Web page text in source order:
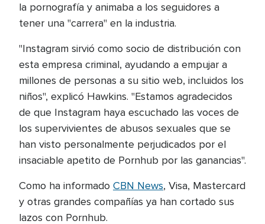
la pornografía y animaba a los seguidores a
tener una "carrera" en la industria.
"Instagram sirvió como socio de distribución con
esta empresa criminal, ayudando a empujar a
millones de personas a su sitio web, incluidos los
niños", explicó Hawkins. "Estamos agradecidos
de que Instagram haya escuchado las voces de
los supervivientes de abusos sexuales que se
han visto personalmente perjudicados por el
insaciable apetito de Pornhub por las ganancias".
Como ha informado CBN News, Visa, Mastercard
y otras grandes compañías ya han cortado sus
lazos con Pornhub.